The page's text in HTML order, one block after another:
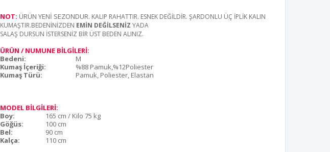
NOT: ÜRÜN YENİ SEZONDUR. KALIP RAHATTIR. ESNEK DEĞİLDİR. ŞARDONLU ÜÇ İPLİK KALIN
KUMAŞTIR.BEDENİNİZDEN EMİN DEĞİLSENİZ YADA
SALAŞ DURSUN İSTERSENİZ BİR ÜST BEDEN ALINIZ.
ÜRÜN / NUMUNE BİLGİLERİ:
Bedeni:
M
Kumaş İçeriği:
%88 Pamuk,%12Poliester
Kumaş Türü:
Pamuk, Poliester, Elastan
MODEL BİLGİLERİ:
Boy:
165 cm / Kilo 75 kg
Göğüs:
100 cm
Bel:
90 cm
Kalça:
110 cm